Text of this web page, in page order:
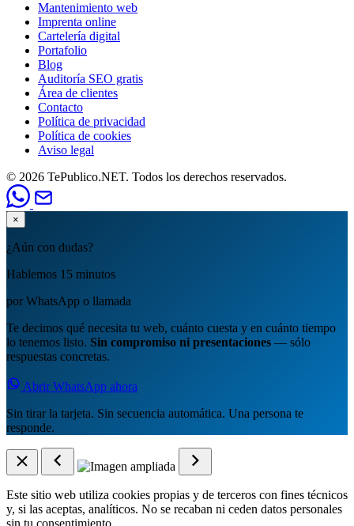
Mantenimiento web
Imprenta online
Cartelería digital
Portafolio
Blog
Auditoría SEO gratis
Área de clientes
Contacto
Política de privacidad
Política de cookies
Aviso legal
© 2026 TePublico.NET. Todos los derechos reservados.
×
¿Aún con dudas?
Hablemos 15 minutos
por WhatsApp o llamada
Te decimos qué necesita tu web, cuánto cuesta y en cuánto tiempo
lo tenemos listo. Sin compromiso ni presentaciones — sólo
respuestas concretas.
Abrir WhatsApp ahora
Sin tirar la tarjeta. Sin secuencia automática. Una persona te
responde.
Este sitio web utiliza cookies propias y de terceros con fines técnicos
y, si las aceptas, analíticos. No se recaban ni ceden datos personales